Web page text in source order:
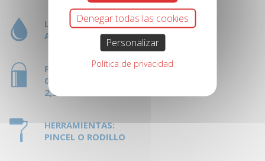
LIMPIEZA HERRAMIENTAS:
AGUA
FORMATOS:
0,5L
2,5L
HERRAMIENTAS:
PINCEL O RODILLO
Denegar todas las cookies
Personalizar
Política de privacidad